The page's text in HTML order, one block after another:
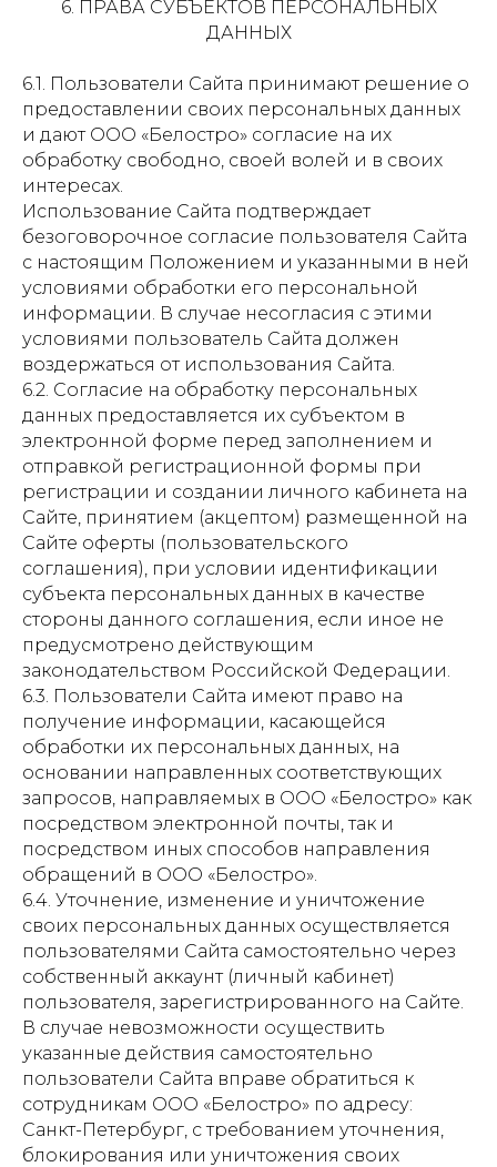
6. ПРАВА СУБЪЕКТОВ ПЕРСОНАЛЬНЫХ
ДАННЫХ
6.1. Пользователи Сайта принимают решение о
предоставлении своих персональных данных
и дают ООО «Белостро» согласие на их
обработку свободно, своей волей и в своих
интересах.
Использование Сайта подтверждает
безоговорочное согласие пользователя Сайта
с настоящим Положением и указанными в ней
условиями обработки его персональной
информации. В случае несогласия с этими
условиями пользователь Сайта должен
воздержаться от использования Сайта.
6.2. Согласие на обработку персональных
данных предоставляется их субъектом в
электронной форме перед заполнением и
отправкой регистрационной формы при
регистрации и создании личного кабинета на
Сайте, принятием (акцептом) размещенной на
Сайте оферты (пользовательского
соглашения), при условии идентификации
субъекта персональных данных в качестве
стороны данного соглашения, если иное не
предусмотрено действующим
законодательством Российской Федерации.
6.3. Пользователи Сайта имеют право на
получение информации, касающейся
обработки их персональных данных, на
основании направленных соответствующих
запросов, направляемых в ООО «Белостро» как
посредством электронной почты, так и
посредством иных способов направления
обращений в ООО «Белостро».
6.4. Уточнение, изменение и уничтожение
своих персональных данных осуществляется
пользователями Сайта самостоятельно через
собственный аккаунт (личный кабинет)
пользователя, зарегистрированного на Сайте.
В случае невозможности осуществить
указанные действия самостоятельно
пользователи Сайта вправе обратиться к
сотрудникам ООО «Белостро» по адресу:
Санкт-Петербург, с требованием уточнения,
блокирования или уничтожения своих